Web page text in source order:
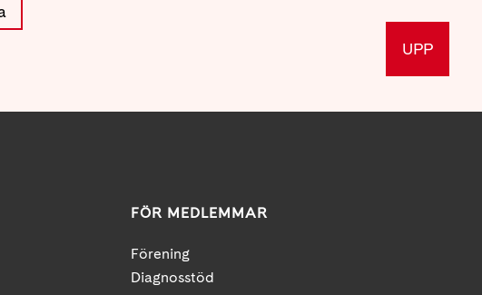
UPP
FÖR MEDLEMMAR
Förening
Diagnosstöd